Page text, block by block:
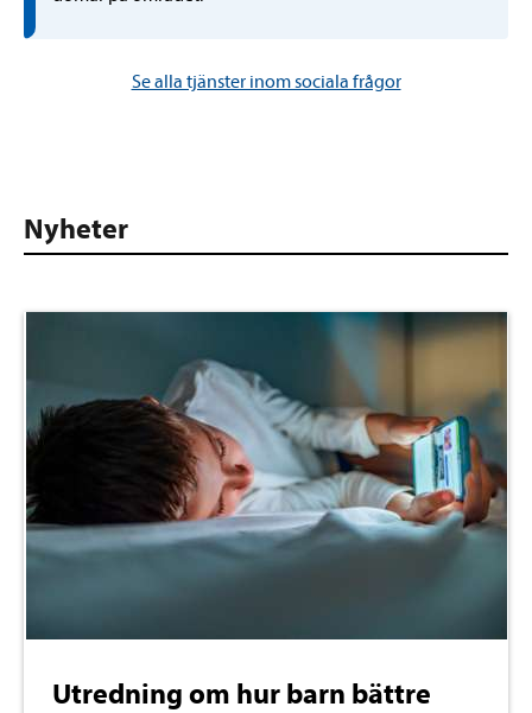
Se alla tjänster inom sociala frågor
Nyheter
Utredning om hur barn bättre